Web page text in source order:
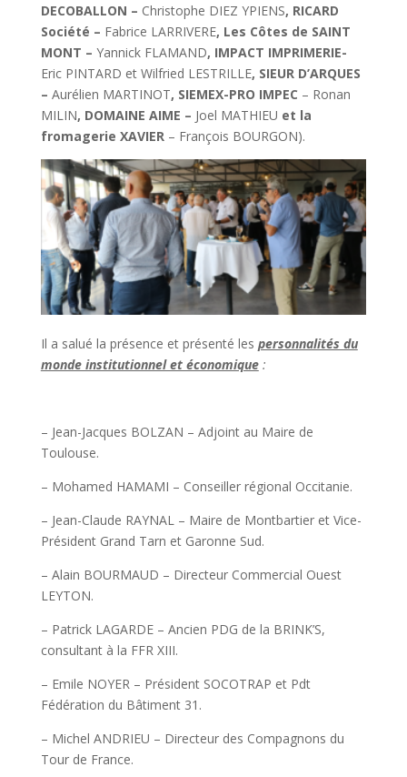
DECOBALLON – Christophe DIEZ YPIENS, RICARD
Société – Fabrice LARRIVERE, Les Côtes de SAINT
MONT – Yannick FLAMAND, IMPACT IMPRIMERIE-
Eric PINTARD et Wilfried LESTRILLE, SIEUR D’ARQUES
– Aurélien MARTINOT, SIEMEX-PRO IMPEC – Ronan
MILIN, DOMAINE AIME – Joel MATHIEU et la
fromagerie XAVIER– François BOURGON).
Il a salué la présence et présenté les personnalités du
monde institutionnel et économique:
– Jean-Jacques BOLZAN – Adjoint au Maire de
Toulouse.
– Mohamed HAMAMI – Conseiller régional Occitanie.
– Jean-Claude RAYNAL – Maire de Montbartier et Vice-
Président Grand Tarn et Garonne Sud.
– Alain BOURMAUD – Directeur Commercial Ouest
LEYTON.
– Patrick LAGARDE – Ancien PDG de la BRINK’S,
consultant à la FFR XIII.
– Emile NOYER – Président SOCOTRAP et Pdt
Fédération du Bâtiment 31.
– Michel ANDRIEU – Directeur des Compagnons du
Tour de France.